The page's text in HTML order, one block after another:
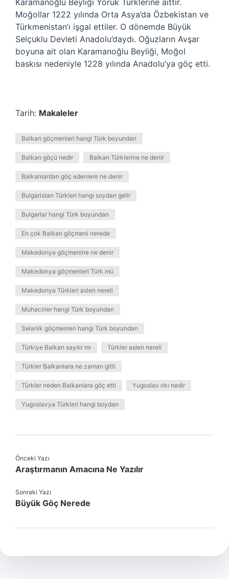
Karamanoğlu Beyliği Yörük Türklerine aittir.
Moğollar 1222 yılında Orta Asya’da Özbekistan ve
Türkmenistan’ı işgal ettiler. O dönemde Büyük
Selçuklu Devleti Anadolu’daydı. Oğuzların Avşar
boyuna ait olan Karamanoğlu Beyliği, Moğol
baskısı nedeniyle 1228 yılında Anadolu’ya göç etti.
Tarih: Makaleler
Balkan göçmenleri hangi Türk boyundan
Balkan göçü nedir Balkan Türklerine ne denir
Balkanlardan göç edenlere ne denir
Bulgaristan Türkleri hangi soydan gelir
Bulgarlar hangi Türk boyundan
En çok Balkan göçmeni nerede
Makedonya göçmenine ne denir
Makedonya göçmenleri Türk mü
Makedonya Türkleri aslen nereli
Muhacirler hangi Türk boyundan
Selanik göçmenleri hangi Türk boyundan
Türkiye Balkan sayılır mı Türkler aslen nereli
Türkler Balkanlara ne zaman gitti
Türkler neden Balkanlara göç etti Yugoslav ırkı nedir
Yugoslavya Türkleri hangi boydan
Önceki Yazı
Araştırmanın Amacına Ne Yazılır
Sonraki Yazı
Büyük Göç Nerede